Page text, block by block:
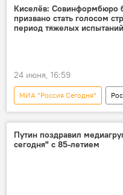
SputnikPro на Зубовском
журналисты
Киселёв: Совинформбюро
призвано стать голосом
период тяжелых испытаний
24 июня, 16:59
МИА "Россия Сегодня"
Общество
Политика
Дмитрий Киселев
Sputnik
Путин поздравил
сегодня" с 85-летием